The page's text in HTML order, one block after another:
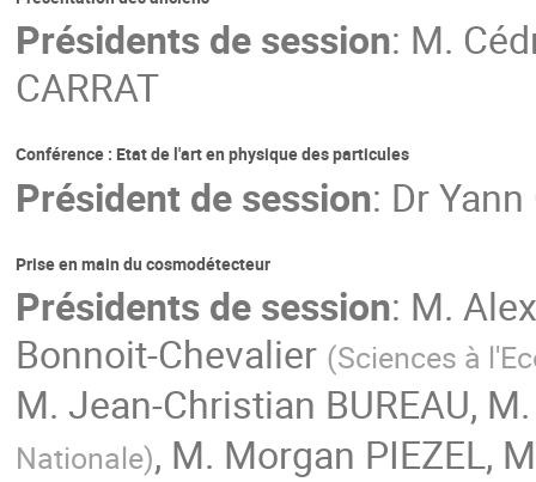
Présidents de session: M.
CARRAT
Conférence : Etat de l'art en physique des particules
Président de session: Dr
Prise en main du cosmodétecteur
Présidents de session: M.
Bonnoit-Chevalier (Sciences à
M. Jean-Christian BUREAU, M.
Nationale), M. Morgan PIEZEL,